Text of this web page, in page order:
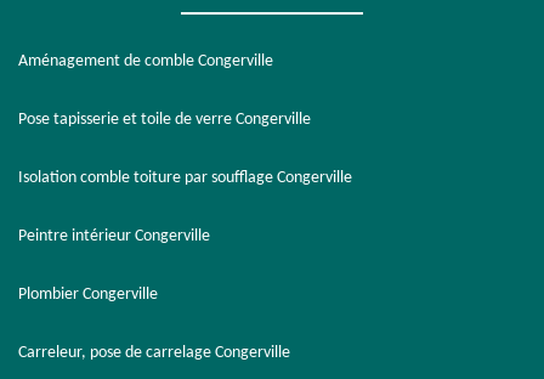
Aménagement de comble Congerville
Pose tapisserie et toile de verre Congerville
Isolation comble toiture par soufflage Congerville
Peintre intérieur Congerville
Plombier Congerville
Carreleur, pose de carrelage Congerville